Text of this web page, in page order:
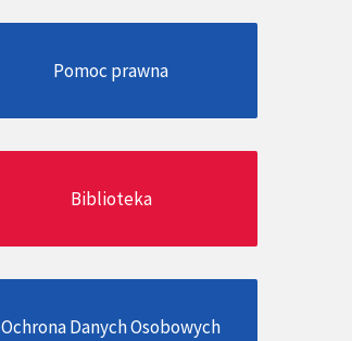
Pomoc prawna
Biblioteka
Ochrona Danych Osobowych